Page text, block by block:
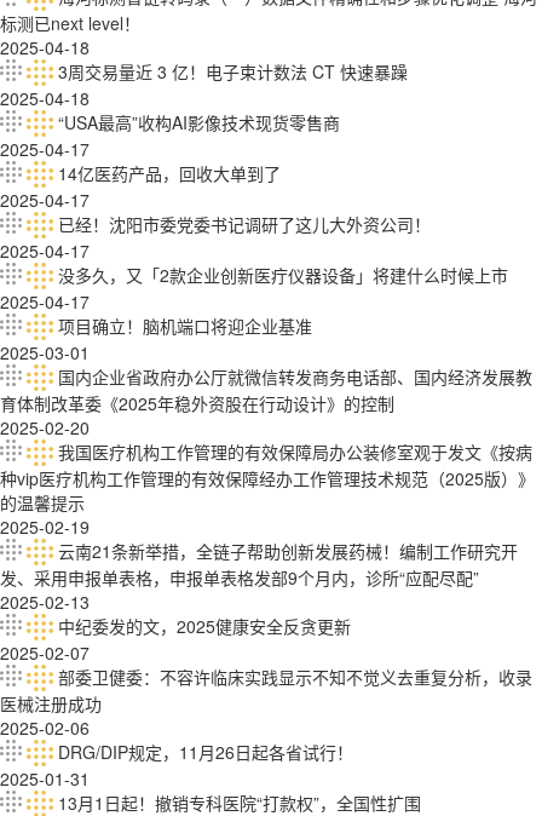
标测已next level！
2025-04-18
3周交易量近 3 亿！电子束计数法 CT 快速暴躁
2025-04-18
“USA最高”收构AI影像技术现货零售商
2025-04-17
14亿医药产品，回收大单到了
2025-04-17
已经！沈阳市委党委书记调研了这儿大外资公司！
2025-04-17
没多久，又「2款企业创新医疔仪器设备」将建什么时候上市
2025-04-17
项目确立！脑机端口将迎企业基准
2025-03-01
国内企业省政府办公厅就微信转发商务电话部、国内经济发展教
育体制改革委《2025年稳外资股在行动设计》的控制
2025-02-20
我国医疗机构工作管理的有效保障局办公装修室观于发文《按病
种vip医疗机构工作管理的有效保障经办工作管理技术规范（2025版）》
的温馨提示
2025-02-19
云南21条新举措，全链子帮助创新发展药械！编制工作研究开
发、采用申报单表格，申报单表格发部9个月内，诊所“应配尽配”
2025-02-13
中纪委发的文，2025健康安全反贪更新
2025-02-07
部委卫健委：不容许临床实践显示不知不觉义去重复分析，收录
医械注册成功
2025-02-06
DRG/DIP规定，11月26日起各省试行！
2025-01-31
13月1日起！撤销专科医院“打款权”，全国性扩围